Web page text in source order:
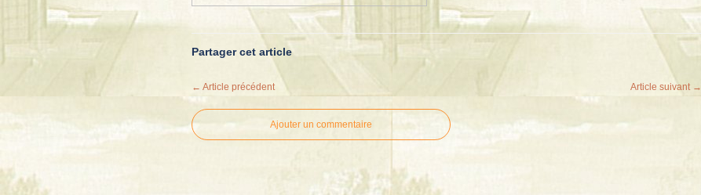
Partager cet article
← Article précédent Article suivant →
Ajouter un commentaire